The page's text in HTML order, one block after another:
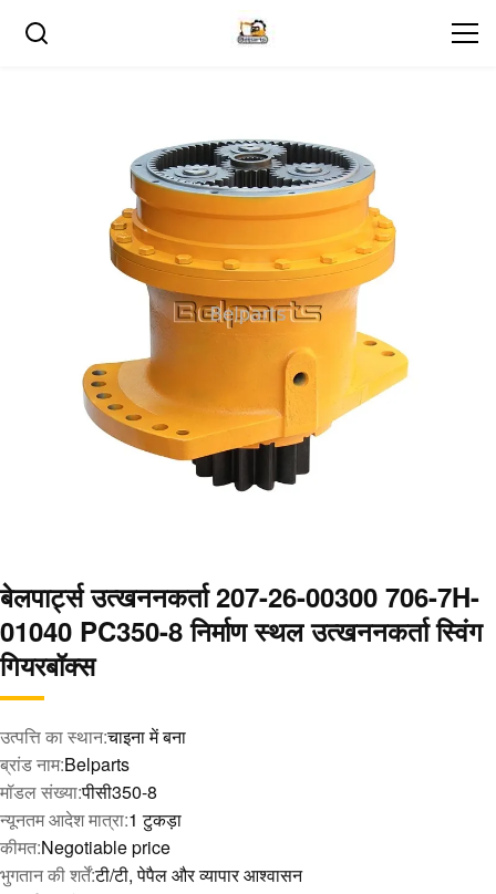
बेलपार्ट्स उत्खननकर्ता 207-26-00300 706-7H-
01040 PC350-8 निर्माण स्थल उत्खननकर्ता स्विंग
गियरबॉक्स
उत्पत्ति का स्थान:चाइना में बना
ब्रांड नाम:Belparts
मॉडल संख्या:पीसी350-8
न्यूनतम आदेश मात्रा:1 टुकड़ा
कीमत:Negotiable price
भुगतान की शर्तें:टी/टी, पेपैल और व्यापार आश्वासन